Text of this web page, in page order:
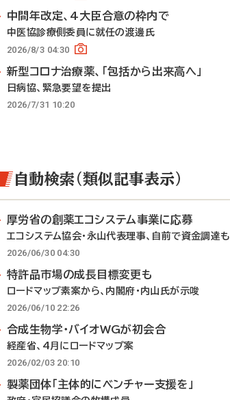
中間年改定、4大臣合意の枠内で
中医協診療側委員に就任の渡邊氏
2026/8/3 04:30
新型コロナ治療薬、「包括から出来高へ」
日病協、緊急要望を提出
2026/7/31 10:20
自動検索（類似記事表示）
厚労省の創薬エコシステム事業に応募
エコシステム協会・永山代表理事、自前で資金調達も
2026/06/30 04:30
特許品市場の成長目標変更も
ロードマップ素案から、内閣府・内山氏が示唆
2026/06/10 22:26
合成生物学・バイオWGが初会合
経産省、4月にロードマップ案
2026/02/03 20:10
製薬団体「主体的にベンチャー支援を」